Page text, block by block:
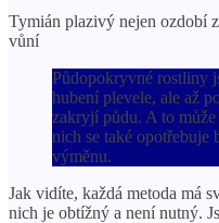
Tymián plazivý nejen ozdobí
vůní
Půdopokryvné rostliny
hubení plevele, ale až
zakryjí půdu. A to
nich se také opotřebuje
výměnu.
Jak vidíte, každá metoda má
nich je obtížný a není nutný.